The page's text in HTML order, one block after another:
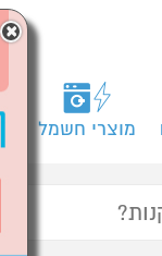
מוצרי חשמל
×